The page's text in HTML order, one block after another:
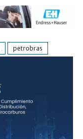
petrobras